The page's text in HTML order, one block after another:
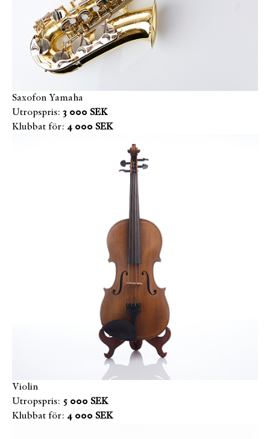
Saxofon Yamaha
Utropspris: 3 000 SEK
Klubbat för: 4 000 SEK
Violin
Utropspris: 5 000 SEK
Klubbat för: 4 000 SEK